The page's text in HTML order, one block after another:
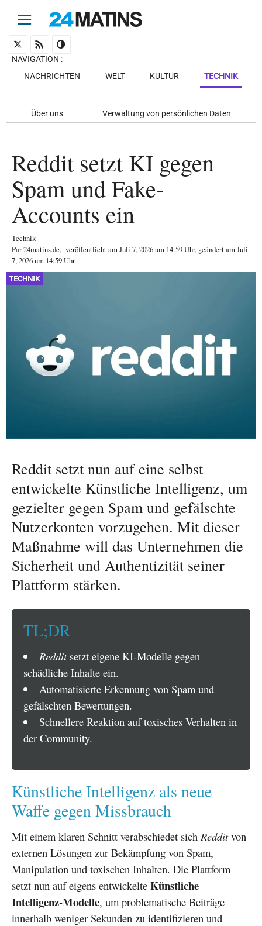
NAVIGATION :
NACHRICHTEN
WELT KULTUR TECHNIK
Über uns Verwaltung von persönlichen Daten
Reddit setzt KI gegen
Spam und Fake-
Accounts ein
Technik
Par24matins.de, veröffentlicht amJuli 7, 2026um 14:59 Uhr, geändert am Juli
7, 2026 um 14:59 Uhr.
TECHNIK
Reddit setzt nun auf eine selbst
entwickelte Künstliche Intelligenz, um
gezielter gegen Spam und gefälschte
Nutzerkonten vorzugehen. Mit dieser
Maßnahme will das Unternehmen die
Sicherheit und Authentizität seiner
Plattform stärken.
TL;DR
Redditsetzt eigene KI-Modelle gegen
schädliche Inhalte ein.
Automatisierte Erkennung von Spam und
gefälschten Bewertungen.
Schnellere Reaktion auf toxisches Verhalten in
der Community.
Künstliche Intelligenz als neue
Waffe gegen Missbrauch
Mit einem klaren Schnitt verabschiedet sich Redditvon
externen Lösungen zur Bekämpfung von Spam,
Manipulation und toxischen Inhalten. Die Plattform
setzt nun auf eigens entwickelte Künstliche
Intelligenz-Modelle, um problematische Beiträge
innerhalb weniger Sekunden zu identifizieren und